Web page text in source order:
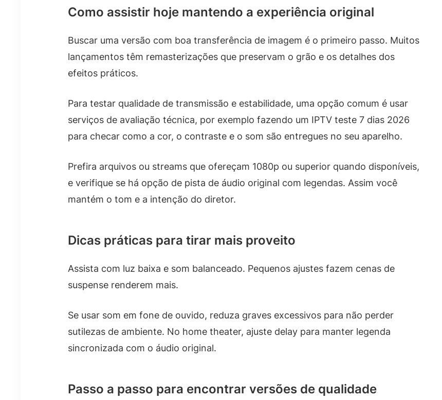
Como assistir hoje mantendo a experiência original
Buscar uma versão com boa transferência de imagem é o primeiro passo. Muitos
lançamentos têm remasterizações que preservam o grão e os detalhes dos
efeitos práticos.
Para testar qualidade de transmissão e estabilidade, uma opção comum é usar
serviços de avaliação técnica, por exemplo fazendo um IPTV teste 7 dias 2026
para checar como a cor, o contraste e o som são entregues no seu aparelho.
Prefira arquivos ou streams que ofereçam 1080p ou superior quando disponíveis,
e verifique se há opção de pista de áudio original com legendas. Assim você
mantém o tom e a intenção do diretor.
Dicas práticas para tirar mais proveito
Assista com luz baixa e som balanceado. Pequenos ajustes fazem cenas de
suspense renderem mais.
Se usar som em fone de ouvido, reduza graves excessivos para não perder
sutilezas de ambiente. No home theater, ajuste delay para manter legenda
sincronizada com o áudio original.
Passo a passo para encontrar versões de qualidade